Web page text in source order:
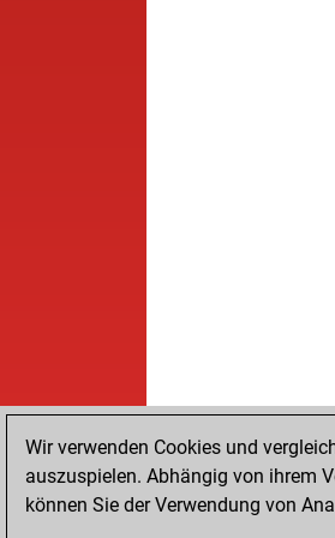
Wir verwenden Cookies und
auszuspielen. Abhängig von ihrem
können Sie der Verwendung von